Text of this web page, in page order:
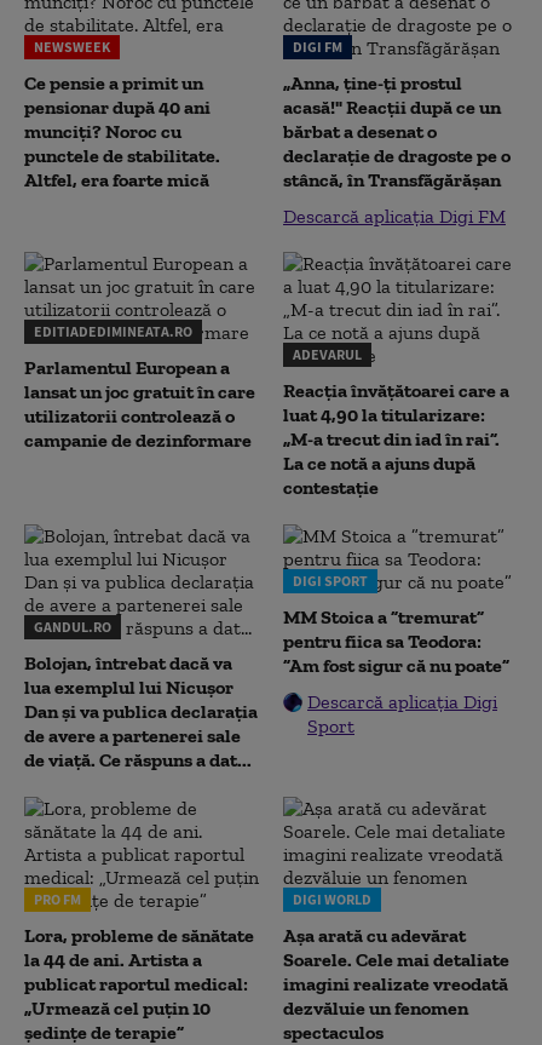
NEWSWEEK
Ce pensie a primit un
pensionar după 40 ani
munciți? Noroc cu
punctele de stabilitate.
Altfel, era foarte mică
DIGI FM
„Anna, ţine-ţi prostul
acasă!" Reacţii după ce un
bărbat a desenat o
declaraţie de dragoste pe o
stâncă, în Transfăgărăşan
Descarcă aplicația Digi FM
EDITIADEDIMINEATA.RO
Parlamentul European a
lansat un joc gratuit în care
utilizatorii controlează o
campanie de dezinformare
ADEVARUL
Reacția învățătoarei care a
luat 4,90 la titularizare:
„M-a trecut din iad în rai”.
La ce notă a ajuns după
contestație
GANDUL.RO
Bolojan, întrebat dacă va
lua exemplul lui Nicușor
Dan și va publica declarația
de avere a partenerei sale
de viață. Ce răspuns a dat...
DIGI SPORT
MM Stoica a ”tremurat”
pentru fiica sa Teodora:
”Am fost sigur că nu poate”
Descarcă aplicația Digi
Sport
PRO FM
Lora, probleme de sănătate
la 44 de ani. Artista a
publicat raportul medical:
„Urmează cel puțin 10
ședințe de terapie”
DIGI WORLD
Așa arată cu adevărat
Soarele. Cele mai detaliate
imagini realizate vreodată
dezvăluie un fenomen
spectaculos